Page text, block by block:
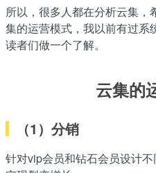
所以，很多人都在分析云集，
集的运营模式，我以前有过系
读者们做一个了解。
云集的
（1）分销
针对vip会员和钻石会员设计